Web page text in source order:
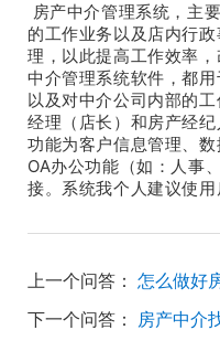
房产中介管理系统，主
的工作业务以及店内行
理，以此提高工作效率
中介管理系统软件，都
以及对中介公司内部的
经理（店长）和房产经
功能为客户信息管理、
OA办公功能（如：人事
接。系统我个人建议使用
上一个问答： 怎么做好
下一个问答： 房产中介